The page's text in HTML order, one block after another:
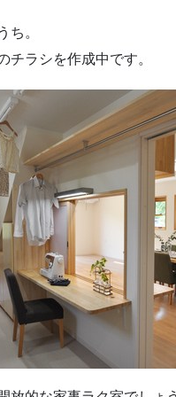
ち。
チラシを作成中です。